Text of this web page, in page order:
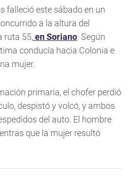
falleció este sábado en un
a la altura del
ruta 55,en Soriano. Según
conducía hacia Colonia e
mujer.
primaria, el chofer perdió
despistó y volcó, y ambos
del auto. El hombre
que la mujer resultó